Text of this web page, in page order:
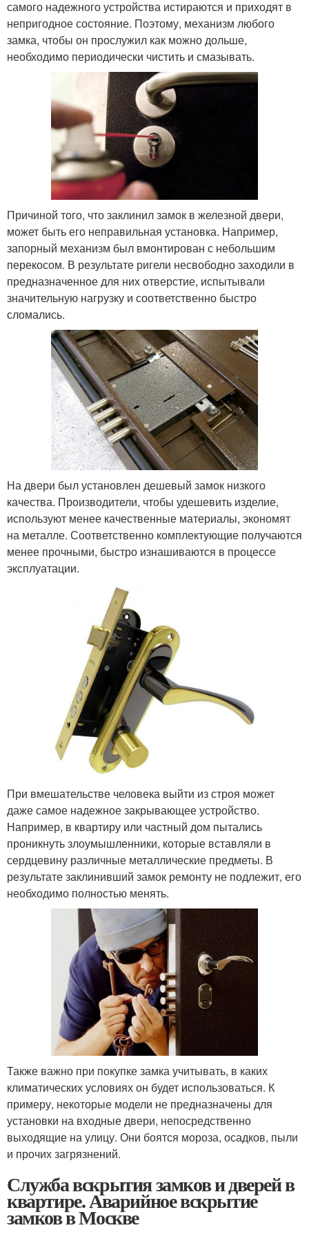
самого надежного устройства истираются и приходят в
непригодное состояние. Поэтому, механизм любого
замка, чтобы он прослужил как можно дольше,
необходимо периодически чистить и смазывать.
Причиной того, что заклинил замок в железной двери,
может быть его неправильная установка. Например,
запорный механизм был вмонтирован с небольшим
перекосом. В результате ригели несвободно заходили в
предназначенное для них отверстие, испытывали
значительную нагрузку и соответственно быстро
сломались.
На двери был установлен дешевый замок низкого
качества. Производители, чтобы удешевить изделие,
используют менее качественные материалы, экономят
на металле. Соответственно комплектующие получаются
менее прочными, быстро изнашиваются в процессе
эксплуатации.
При вмешательстве человека выйти из строя может
даже самое надежное закрывающее устройство.
Например, в квартиру или частный дом пытались
проникнуть злоумышленники, которые вставляли в
сердцевину различные металлические предметы. В
результате заклинивший замок ремонту не подлежит, его
необходимо полностью менять.
Также важно при покупке замка учитывать, в каких
климатических условиях он будет использоваться. К
примеру, некоторые модели не предназначены для
установки на входные двери, непосредственно
выходящие на улицу. Они боятся мороза, осадков, пыли
и прочих загрязнений.
Служба вскрытия замков и дверей в
квартире. Аварийное вскрытие
замков в Москве